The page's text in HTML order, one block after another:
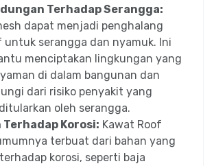
Terhadap Serangga:
dapat menjadi penghalang
serangga dan nyamuk. Ini
menciptakan lingkungan yang
di dalam bangunan dan
dari risiko penyakit yang
oleh serangga.
Terhadap Korosi: Kawat Roof
terbuat dari bahan yang
korosi, seperti baja